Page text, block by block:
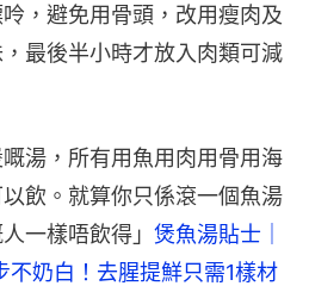
呤，避免用骨頭，改用瘦肉及
最後半小時才放入肉類可減
嘅湯，所有用魚用肉用骨用海
飲。就算你只係滾一個魚湯
一樣唔飲得」 煲魚湯貼士｜
不奶白！去腥提鮮只需1樣材